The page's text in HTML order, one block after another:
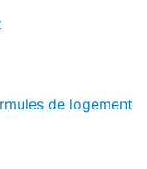
de logement